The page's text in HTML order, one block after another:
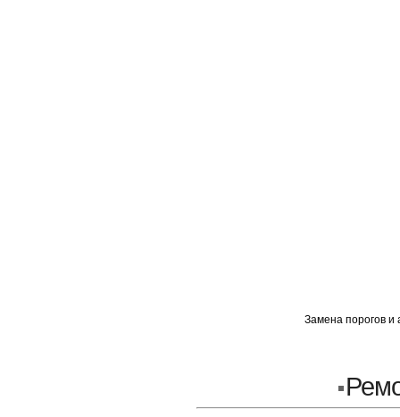
Замена порогов и